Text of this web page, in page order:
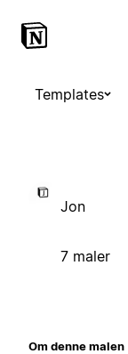
Templates
Jon
7 maler
Om denne malen